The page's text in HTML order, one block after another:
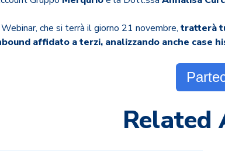
che si terrà il giorno 21 novembre, tratterà
affidato a terzi, analizzando anche case
Related